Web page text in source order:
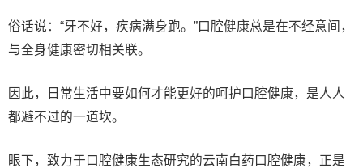
俗话说：“牙不好，疾病满身跑。”口腔健康总是在不经意间，
与全身健康密切相关联。
因此，日常生活中要如何才能更好的呵护口腔健康，是人人
都避不过的一道坎。
眼下，致力于口腔健康生态研究的云南白药口腔健康，正是